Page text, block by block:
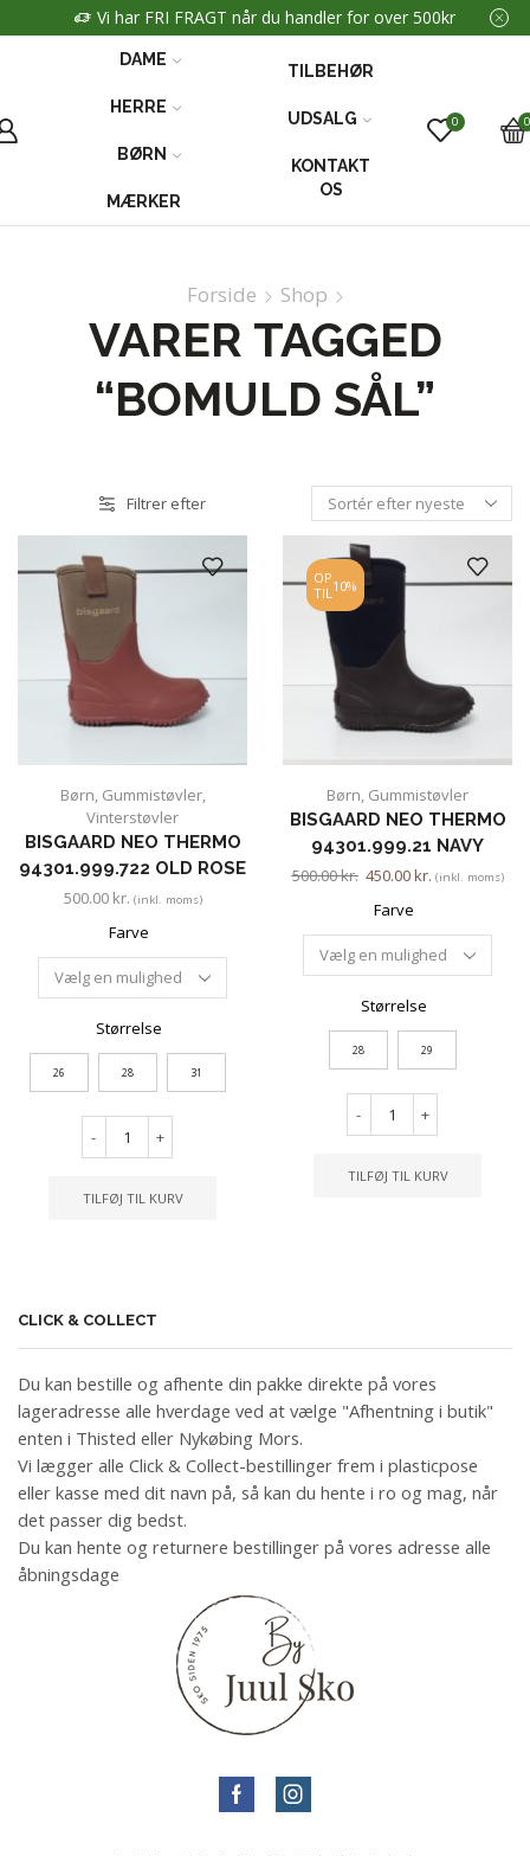
Vi har FRI FRAGT når du handler for over 500kr
DAME
HERRE
BØRN
MÆRKER
TILBEHØR
UDSALG
KONTAKT
OS
0 0
Forside Shop
VARER TAGGED
“BOMULD SÅL”
Filtrer efter
Børn, Gummistøvler,
Vinterstøvler
BISGAARD NEO THERMO
94301.999.722 OLD ROSE
500.00 kr. (inkl. moms)
Farve
Størrelse
26 28 31
- +
TILFØJ TIL KURV
OP
TIL10%
Børn, Gummistøvler
BISGAARD NEO THERMO
94301.999.21 NAVY
500.00kr. 450.00kr. (inkl. moms)
Farve
Størrelse
28 29
- +
TILFØJ TIL KURV
CLICK & COLLECT
Du kan bestille og afhente din pakke direkte på vores
lageradresse alle hverdage ved at vælge "Afhentning i butik"
enten i Thisted eller Nykøbing Mors.
Vi lægger alle Click & Collect-bestillinger frem i plasticpose
eller kasse med dit navn på, så kan du hente i ro og mag, når
det passer dig bedst.
Du kan hente og returnere bestillinger på vores adresse alle
åbningsdage